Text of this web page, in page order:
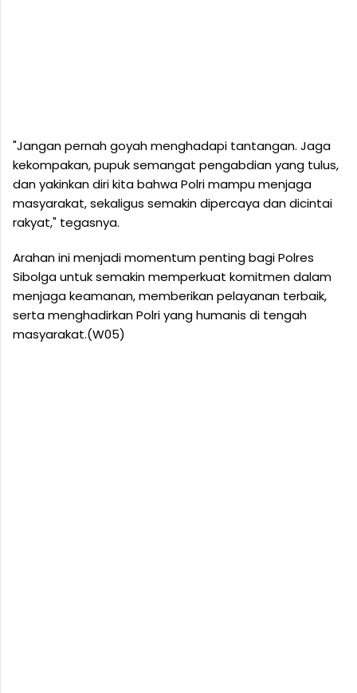
"Jangan pernah goyah menghadapi tantangan. Jaga
kekompakan, pupuk semangat pengabdian yang tulus,
dan yakinkan diri kita bahwa Polri mampu menjaga
masyarakat, sekaligus semakin dipercaya dan dicintai
rakyat," tegasnya.
Arahan ini menjadi momentum penting bagi Polres
Sibolga untuk semakin memperkuat komitmen dalam
menjaga keamanan, memberikan pelayanan terbaik,
serta menghadirkan Polri yang humanis di tengah
masyarakat.(W05)